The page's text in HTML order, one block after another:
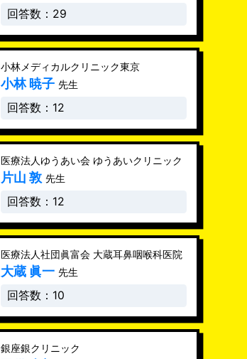
回答数：29
小林メディカルクリニック東京
小林 暁子 先生
回答数：12
医療法人ゆうあい会 ゆうあいクリニック
片山 敦 先生
回答数：12
医療法人社団眞富会 大蔵耳鼻咽喉科医院
大蔵 眞一 先生
回答数：10
銀座銀クリニック